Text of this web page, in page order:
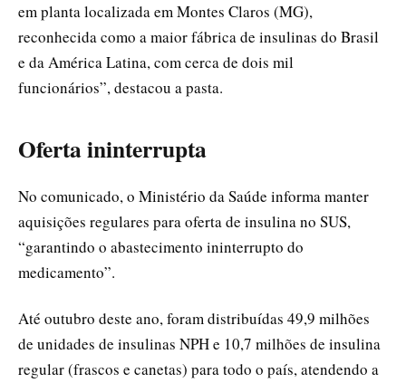
em planta localizada em Montes Claros (MG),
reconhecida como a maior fábrica de insulinas do Brasil
e da América Latina, com cerca de dois mil
funcionários”, destacou a pasta.
Oferta ininterrupta
No comunicado, o Ministério da Saúde informa manter
aquisições regulares para oferta de insulina no SUS,
“garantindo o abastecimento ininterrupto do
medicamento”.
Até outubro deste ano, foram distribuídas 49,9 milhões
de unidades de insulinas NPH e 10,7 milhões de insulina
regular (frascos e canetas) para todo o país, atendendo a